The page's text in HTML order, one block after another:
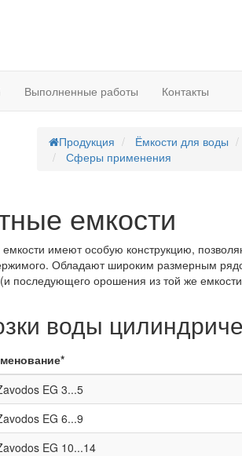
Выполненные работы Контакты
Продукция Ёмкости для воды
Сферы применения
емкости
имеют особую конструкцию,
Обладают широким размерным
последующего орошения из той же
воды
EG 3...5
EG 6...9
EG 10...14